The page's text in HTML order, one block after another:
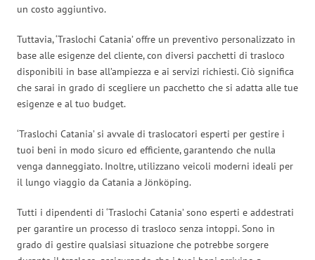
un costo aggiuntivo.
Tuttavia, ‘Traslochi Catania’ offre un preventivo personalizzato in
base alle esigenze del cliente, con diversi pacchetti di trasloco
disponibili in base all’ampiezza e ai servizi richiesti. Ciò significa
che sarai in grado di scegliere un pacchetto che si adatta alle tue
esigenze e al tuo budget.
‘Traslochi Catania’ si avvale di traslocatori esperti per gestire i
tuoi beni in modo sicuro ed efficiente, garantendo che nulla
venga danneggiato. Inoltre, utilizzano veicoli moderni ideali per
il lungo viaggio da Catania a Jönköping.
Tutti i dipendenti di ‘Traslochi Catania’ sono esperti e addestrati
per garantire un processo di trasloco senza intoppi. Sono in
grado di gestire qualsiasi situazione che potrebbe sorgere